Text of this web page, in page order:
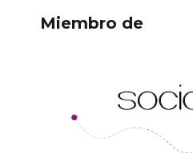
Miembro de
Cigales inaugura
musealización de
de la Iglesia de
Apóstol